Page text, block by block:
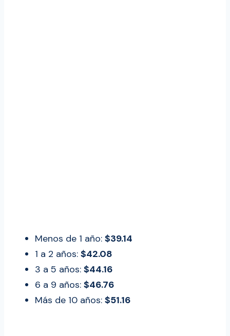
Menos de 1 año: $39.14
1 a 2 años: $42.08
3 a 5 años: $44.16
6 a 9 años: $46.76
Más de 10 años: $51.16